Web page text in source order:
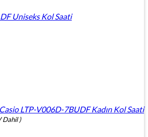
Uniseks Kol Saati
Casio LTP-V006D-7BUDF Kadın Kol Saati
Dahil )